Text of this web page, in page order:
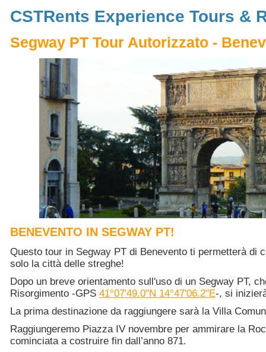
CSTRents Experience Tours &
Segway PT Tour Autorizzato -
BENEVENTO IN SEGWAY PT!
Questo tour in Segway PT di Benevento ti permetterà di
solo la città delle streghe!
Dopo un breve orientamento sull'uso di un Segway PT,
Risorgimento -GPS 41°07'49.0"N 14°47'06.2"E-, si
La prima destinazione da raggiungere sarà la Villa
Raggiungeremo Piazza IV novembre per ammirare la
cominciata a costruire fin dall’anno 871.